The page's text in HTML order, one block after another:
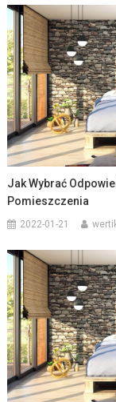
Jak Wybrać
Pomieszczenia
2022-01-21